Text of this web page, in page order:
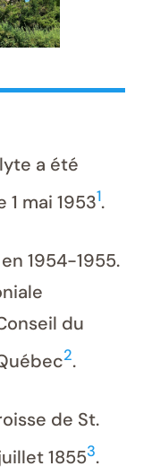
a été
mai 19531.
1954-1955.
du
2.
de St.
18553.